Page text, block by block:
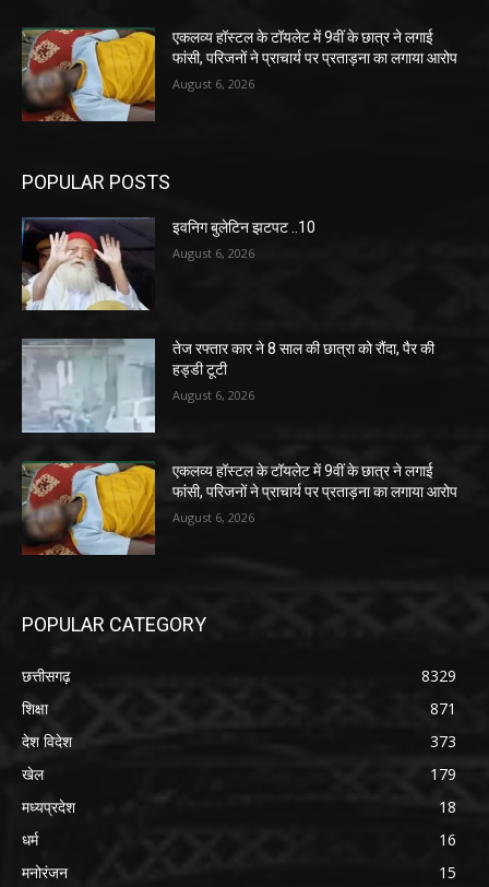
एकलव्य हॉस्टल के टॉयलेट में 9वीं के छात्र ने लगाई
फांसी, परिजनों ने प्राचार्य पर प्रताड़ना का लगाया आरोप
August 6, 2026
POPULAR POSTS
इवनिग बुलेटिन झटपट ..10
August 6, 2026
तेज रफ्तार कार ने 8 साल की छात्रा को रौंदा, पैर की
हड्डी टूटी
August 6, 2026
एकलव्य हॉस्टल के टॉयलेट में 9वीं के छात्र ने लगाई
फांसी, परिजनों ने प्राचार्य पर प्रताड़ना का लगाया आरोप
August 6, 2026
POPULAR CATEGORY
छत्तीसगढ़
8329
शिक्षा
871
देश विदेश
373
खेल
179
मध्यप्रदेश
18
धर्म
16
मनोरंजन
15